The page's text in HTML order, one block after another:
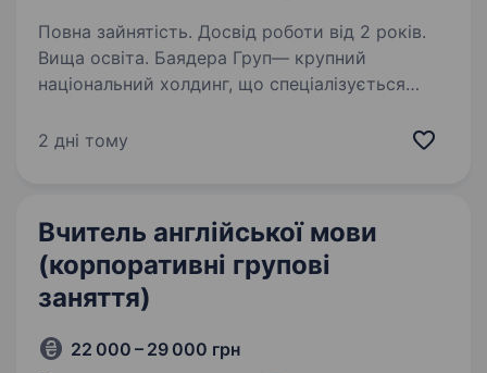
Повна зайнятість. Досвід роботи від 2 років.
Вища освіта. Баядера Груп— крупний
національний холдинг, що спеціалізується
алкогольної продукції (ТМ «Хлібний Дар»,
2 дні тому
Вчитель англійської мови
(корпоративні групові
заняття)
22 000 – 29 000 грн